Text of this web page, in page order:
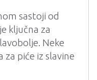
sastoji od
ključna za
Neke
za piće iz slavine